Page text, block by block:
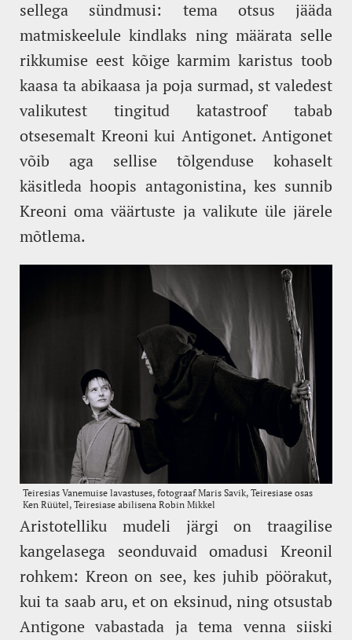
sellega sündmusi: tema otsus jääda
matmiskeelule kindlaks ning määrata selle
rikkumise eest kõige karmim karistus toob
kaasa ta abikaasa ja poja surmad, st valedest
valikutest tingitud katastroof tabab
otsesemalt Kreoni kui Antigonet. Antigonet
võib aga sellise tõlgenduse kohaselt
käsitleda hoopis antagonistina, kes sunnib
Kreoni oma väärtuste ja valikute üle järele
mõtlema.
Aristotelliku mudeli järgi on traagilise
kangelasega seonduvaid omadusi Kreonil
rohkem: Kreon on see, kes juhib pöörakut,
kui ta saab aru, et on eksinud, ning otsustab
Antigone vabastada ja tema venna siiski